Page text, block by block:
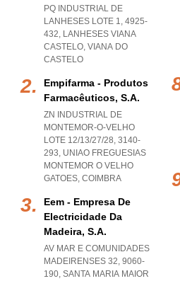
PQ INDUSTRIAL DE
LANHESES LOTE 1, 4925-
432, LANHESES VIANA
CASTELO, VIANA DO
CASTELO
Empifarma - Produtos
Farmacêuticos, S.a.
ZN INDUSTRIAL DE
MONTEMOR-O-VELHO
LOTE 12/13/27/28, 3140-
293, UNIAO FREGUESIAS
MONTEMOR O VELHO
GATOES, COIMBRA
Eem - Empresa De
Electricidade Da
Madeira, S.a.
AV MAR E COMUNIDADES
MADEIRENSES 32, 9060-
190, SANTA MARIA MAIOR